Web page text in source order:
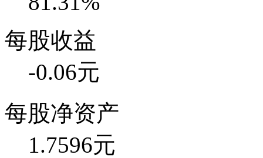
每股收益
-0.06元
每股净资产
1.7596元